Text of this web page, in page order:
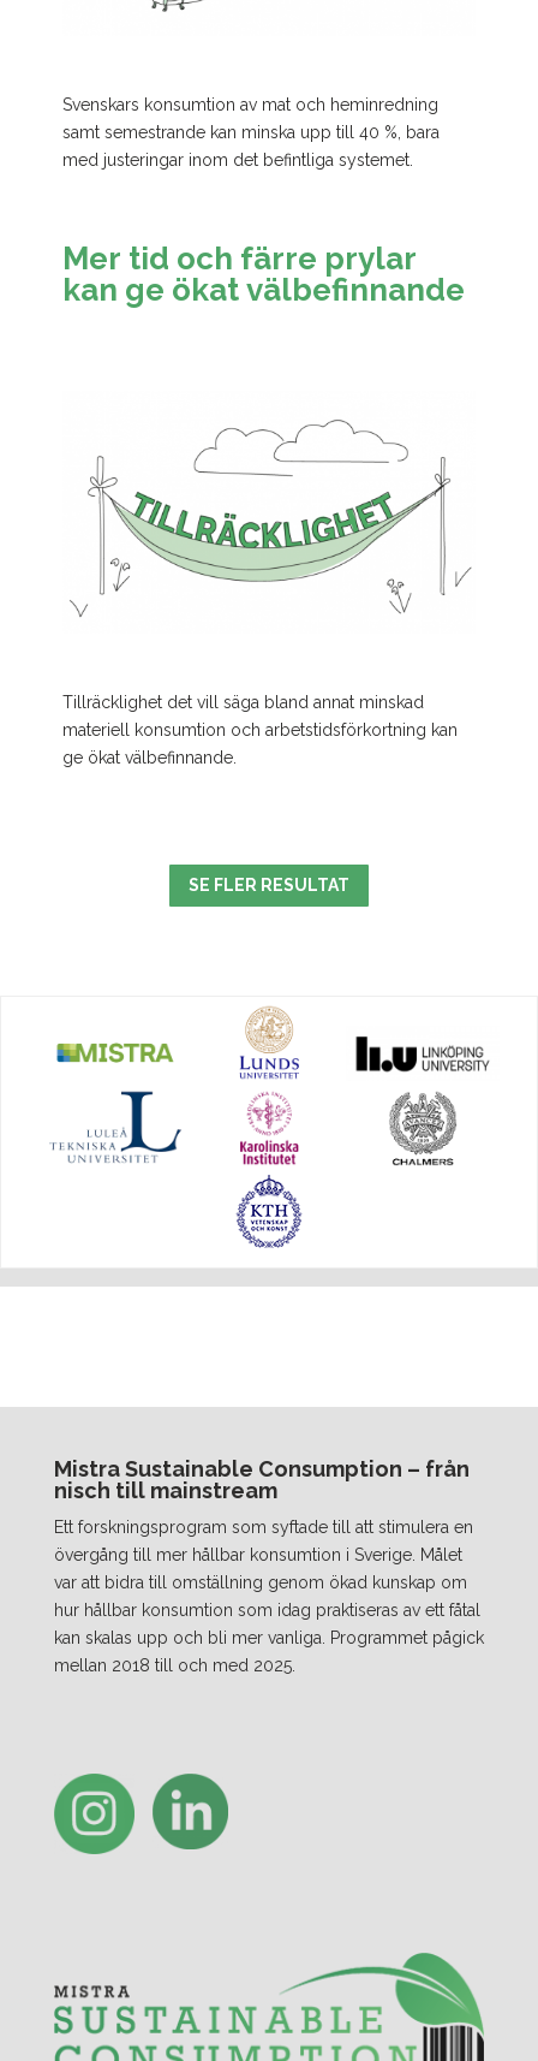
Svenskars konsumtion av mat och heminredning
samt semestrande kan minska upp till 40 %, bara
med justeringar inom det befintliga systemet.
Mer tid och färre prylar
kan ge ökat välbefinnande
Tillräcklighet det vill säga bland annat minskad
materiell konsumtion och arbetstidsförkortning kan
ge ökat välbefinnande.
SE FLER RESULTAT
Mistra Sustainable Consumption – från
nisch till mainstream
Ett forskningsprogram som syftade till att stimulera en
övergång till mer hållbar konsumtion i Sverige. Målet
var att bidra till omställning genom ökad kunskap om
hur hållbar konsumtion som idag praktiseras av ett fåtal
kan skalas upp och bli mer vanliga. Programmet pågick
mellan 2018 till och med 2025.